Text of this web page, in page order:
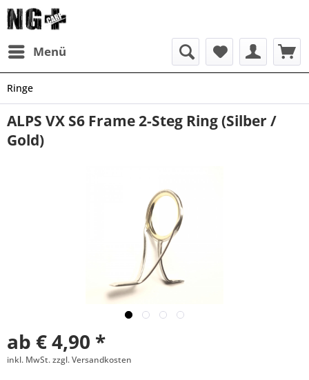
Menü
Ringe
ALPS VX S6 Frame 2-Steg Ring (Silber /
Gold)
ab € 4,90 *
inkl. MwSt. zzgl. Versandkosten